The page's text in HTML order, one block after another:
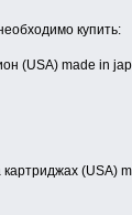
купить:
(USA) made in
(USA)